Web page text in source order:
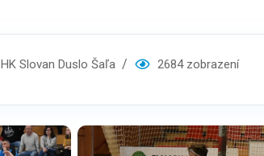
HK Slovan Duslo Šaľa 2684 zobrazení